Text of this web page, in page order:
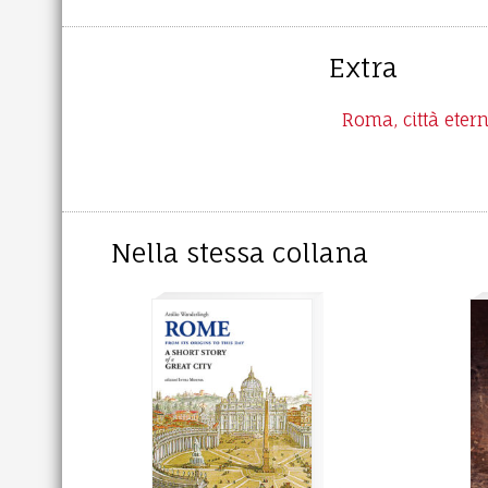
Extra
Roma, città
Nella stessa collana